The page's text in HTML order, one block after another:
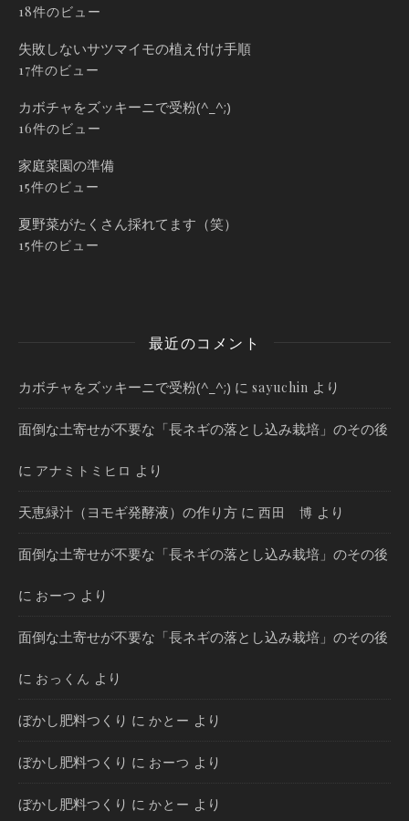
18件のビュー
失敗しないサツマイモの植え付け手順
17件のビュー
カボチャをズッキーニで受粉(^_^;)
16件のビュー
家庭菜園の準備
15件のビュー
夏野菜がたくさん採れてます（笑）
15件のビュー
最近のコメント
カボチャをズッキーニで受粉(^_^;) に sayuchin より
面倒な土寄せが不要な「長ネギの落とし込み栽培」のその後
に アナミトミヒロ より
天恵緑汁（ヨモギ発酵液）の作り方 に 西田 博 より
面倒な土寄せが不要な「長ネギの落とし込み栽培」のその後
に おーつ より
面倒な土寄せが不要な「長ネギの落とし込み栽培」のその後
に おっくん より
ぼかし肥料つくり に かとー より
ぼかし肥料つくり に おーつ より
ぼかし肥料つくり に かとー より